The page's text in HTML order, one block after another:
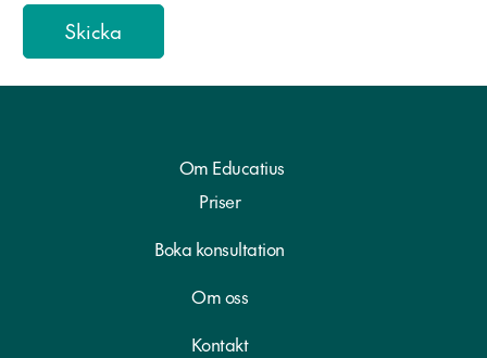
Om Educatius
Priser
Boka konsultation
Om oss
Kontakt